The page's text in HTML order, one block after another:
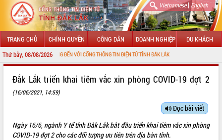
Vietnamese| English
TRANG CHỦ CHÍNH QUYỀN CÔNG DÂN DOANH NGHIỆP DU KHÁCH
Thứ bảy, 08/08/2026
CHÀO MỪNG ĐẾN VỚI CỔNG THÔNG TIN ĐIỆN TỬ TỈNH ĐẮK LẮK
GIỚI THIỆU
LÃNH ĐẠO UBND TỈNH
SỞ, BAN, NGÀNH
Đắk Lắk triển khai tiêm vắc xin phòng COVID-19 đợt 2
(16/06/2021, 14:59)
Đọc bài viết
Ngày 16/6, ngành Y tế tỉnh Đắk Lắk bắt đầu triển khai tiêm vắc xin phòng
COVID-19 đợt 2 cho các đối tượng ưu tiên trên địa bàn tỉnh.